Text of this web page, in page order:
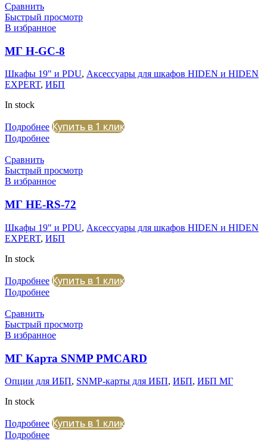
Сравнить
Быстрый просмотр
В избранное
МГ H-GC-8
Шкафы 19" и PDU, Аксессуары для шкафов HIDEN и HIDEN
EXPERT, ИБП
In stock
Подробнее Купить в 1 клик
Подробнее
Сравнить
Быстрый просмотр
В избранное
МГ HE-RS-72
Шкафы 19" и PDU, Аксессуары для шкафов HIDEN и HIDEN
EXPERT, ИБП
In stock
Подробнее Купить в 1 клик
Подробнее
Сравнить
Быстрый просмотр
В избранное
МГ Карта SNMP PMCARD
Опции для ИБП, SNMP-карты для ИБП, ИБП, ИБП МГ
In stock
Подробнее Купить в 1 клик
Подробнее